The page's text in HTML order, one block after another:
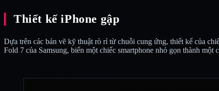
Thiết kế iPhone gập
Dựa trên các bản vẽ kỹ thuật rò rỉ từ chuỗi cung ứng, thiết kế của
Fold 7 của Samsung, biến một chiếc smartphone nhỏ gọn thành